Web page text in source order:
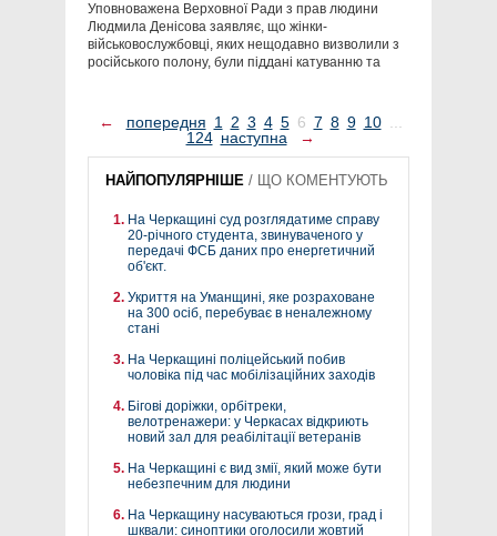
Уповноважена Верховної Ради з прав людини
Людмила Денісова заявляє, що жінки-
військовослужбовці, яких нещодавно визволили з
російського полону, були піддані катуванню та
← попередня 1 2 3 4 5 6 7 8 9 10 ...
124 наступна →
НАЙПОПУЛЯРНІШЕ / ЩО КОМЕНТУЮТЬ
На Черкащині суд розглядатиме справу
20-річного студента, звинуваченого у
передачі ФСБ даних про енергетичний
об'єкт.
Укриття на Уманщині, яке розраховане
на 300 осіб, перебуває в неналежному
стані
На Черкащині поліцейський побив
чоловіка під час мобілізаційних заходів
Бігові доріжки, орбітреки,
велотренажери: у Черкасах відкриють
новий зал для реабілітації ветеранів
На Черкащині є вид змії, який може бути
небезпечним для людини
На Черкащину насуваються грози, град і
шквали: синоптики оголосили жовтий